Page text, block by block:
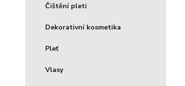
Čištění pleti
Dekorativní kosmetika
Pleť
Vlasy